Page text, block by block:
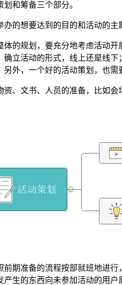
和筹备三个部分。
的想要达到的目的和活动的
体的规划，要充分地考虑活动
确立活动的形式，线上还是线
外，一个好的活动策划，也
资、文书、人员的准备，比如
前期准备的流程按部就班地进
生的东西向未参加活动的用户